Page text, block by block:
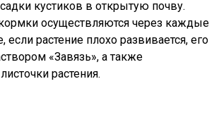
кустиков в открытую почву.
осуществляются через каждые
если растение плохо развивается, его
«Завязь», а также
растения.